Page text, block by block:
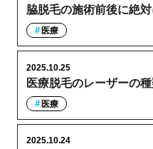
脇脱毛の施術前後に絶
医療
医療脱毛のレーザーの
2025.10.25
医療
2025.10.24